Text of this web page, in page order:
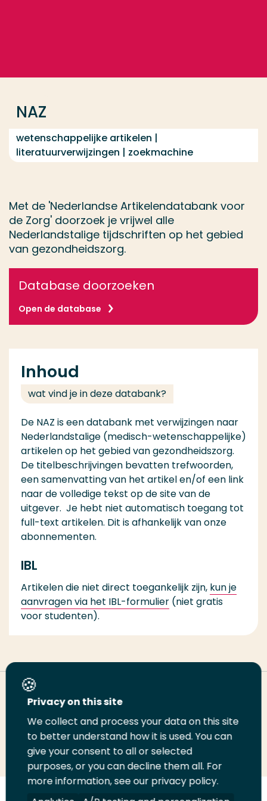
NAZ
wetenschappelijke artikelen |
literatuurverwijzingen | zoekmachine
Met de 'Nederlandse Artikelendatabank voor
de Zorg' doorzoek je vrijwel alle
Nederlandstalige tijdschriften op het gebied
van gezondheidszorg.
Database doorzoeken
Open de database
Inhoud
wat vind je in deze databank?
De NAZ is een databank met verwijzingen naar
Nederlandstalige (medisch-wetenschappelijke)
artikelen op het gebied van gezondheidszorg.
De titelbeschrijvingen bevatten trefwoorden,
een samenvatting van het artikel en/of een link
naar de volledige tekst op de site van de
uitgever. Je hebt niet automatisch toegang tot
full-text artikelen. Dit is afhankelijk van onze
abonnementen.
IBL
Artikelen die niet direct toegankelijk zijn, kun je
aanvragen via het IBL-formulier (niet gratis
voor studenten).
Deel deze pagina
Deel
LinkedIn
Deel
op
Twitter
Deel
op
Facebook
Email
deze
pagina
Print
deze
pagina
Contact
Privacy on this site
We collect and process your data on this site
to better understand how it is used. You can
give your consent to all or selected
purposes, or you can decline them all. For
more information, see our privacy policy.